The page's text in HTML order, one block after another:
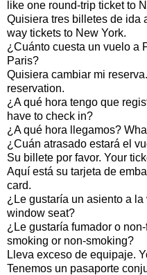
like one round-trip ticket to
Quisiera tres billetes de ida
way tickets to New York.
¿Cuánto cuesta un vuelo a
Paris?
Quisiera cambiar mi
reservation.
¿A qué hora tengo que
have to check in?
¿A qué hora llegamos?
¿Cuán atrasado estará el
Su billete por favor. Your
Aquí está su tarjeta de
card.
¿Le gustaría un asiento a
window seat?
¿Le gustaría fumador o
smoking or non-smoking?
Lleva exceso de equipaje.
Tenemos un pasaporte